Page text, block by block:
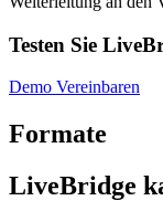
Testen Sie
Demo Vereinbaren
Formate
LiveBridge